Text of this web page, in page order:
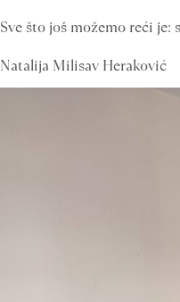
Sve što još možemo reći je:
Natalija Milisav Heraković